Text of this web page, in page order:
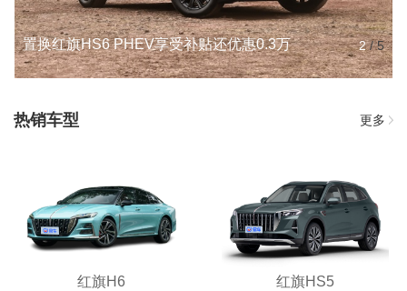
置换红旗HS6 PHEV享受补贴还优惠0.3万 2/5
热销车型 更多
红旗H6 红旗HS5